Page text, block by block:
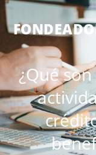
¿Qué